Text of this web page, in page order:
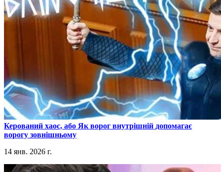
​Керований хаос, або Як ворог внутрішній допомагає
ворогу зовнішньому
14 янв. 2026 г.